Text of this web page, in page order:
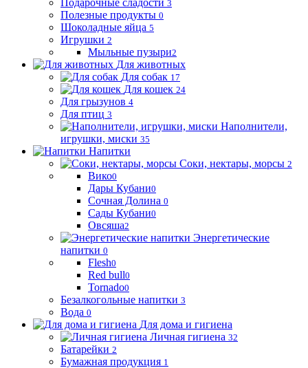
Подарочные сладости 3
Полезные продукты 0
Шоколадные яйца 5
Игрушки 2
Мыльные пузыри2
Для животных
Для собак 17
Для кошек 24
Для грызунов 4
Для птиц 3
Наполнители,
игрушки, миски 35
Напитки
Соки, нектары, морсы 2
Вико0
Дары Кубани0
Сочная Долина 0
Сады Кубани0
Овсяша2
Энергетические
напитки 0
Flesh0
Red bull0
Tornado0
Безалкогольные напитки 3
Вода 0
Для дома и гигиена
Личная гигиена 32
Батарейки 2
Бумажная продукция 1